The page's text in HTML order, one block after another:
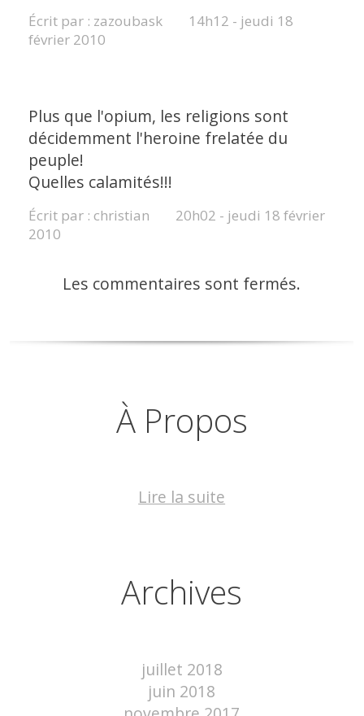
Écrit par : zazoubask 14h12 - jeudi 18
février 2010
Plus que l'opium, les religions sont
décidemment l'heroine frelatée du
peuple!
Quelles calamités!!!
Écrit par : christian 20h02 - jeudi 18 février
2010
Les commentaires sont fermés.
À Propos
Lire la suite
Archives
juillet 2018
juin 2018